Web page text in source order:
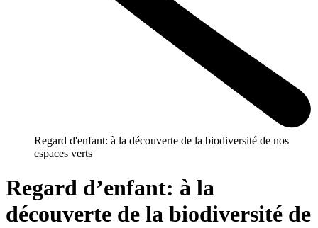
Regard d'enfant: à la découverte de la biodiversité de nos
espaces verts
Regard d’enfant: à la
découverte de la biodiversité de